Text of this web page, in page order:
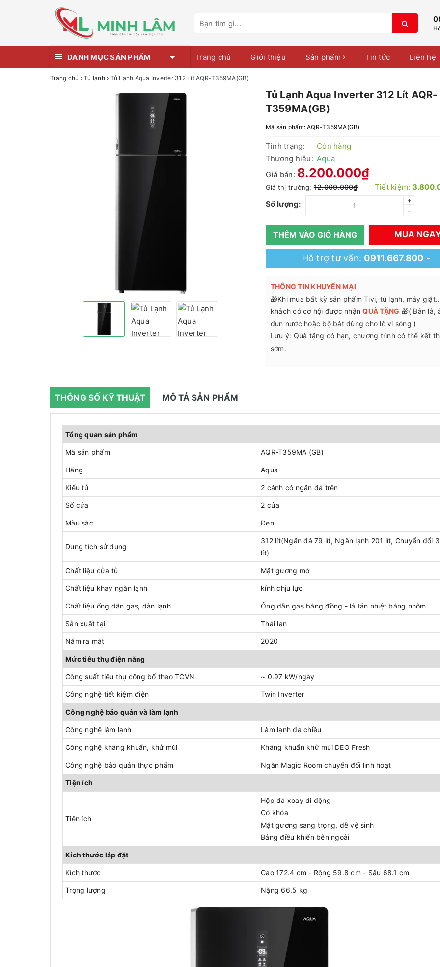
DANH MỤC SẢN PHẨM Trang chủ Giới thiệu Sản phẩm Tin tức Liên hệ
Trang chủ Tủ lạnh Tủ Lạnh Aqua Inverter 312 Lít AQR-T359MA(GB)
Tủ Lạnh Aqua Inverter 312 Lít AQR-
T359MA(GB)
Mã sản phẩm: AQR-T359MA(GB)
Tình trạng:
Còn hàng
Thương hiệu: Aqua
Giá bán: 8.200.000₫
Giá thị trường:12.000.000₫ Tiết kiệm:
Số lượng:
+
–
THÊM VÀO GIỎ HÀNG MUA
Hỗ trợ tư vấn: 0911.667.800 -
THÔNG TIN KHUYẾN MẠI
🎁Khi mua bất kỳ sản phẩm Tivi, tủ lạnh, máy
khách có cơ hội được nhậnQUÀ TẶNG 🎁( Bàn là,
đun nước hoặc bộ bát dùng cho lò vi sóng )
Lưu ý: Quà tặng có hạn, chương trình có thể kết
sớm.
THÔNG SỐ KỸ THUẬT MÔ TẢ SẢN PHẨM
Tổng quan sản phẩm
Mã sản phẩm AQR-T359MA (GB)
Hãng Aqua
Kiểu tủ 2 cánh có ngăn đá trên
Số cửa 2 cửa
Màu sắc Đen
Dung tích sử dụng
312 lít(Ngăn đá 79 lít, Ngăn lạnh 201 lít, Chuyển đổi
lít)
Chất liệu cửa tủ Mặt gương mờ
Chất liệu khay ngăn lạnh kính chịu lực
Chất liệu ống dẫn gas, dàn lạnh Ống dẫn gas bằng đồng - lá tản nhiệt bằng nhôm
Sản xuất tại Thái lan
Năm ra mắt 2020
Mức tiêu thụ điện năng
Công suất tiêu thụ công bố theo TCVN ~ 0.97 kW/ngày
Công nghệ tiết kiệm điện Twin Inverter
Công nghệ bảo quản và làm lạnh
Công nghệ làm lạnh Làm lạnh đa chiều
Công nghệ kháng khuẩn, khử mùi Kháng khuẩn khử mùi DEO Fresh
Công nghệ bảo quản thực phẩm Ngăn Magic Room chuyển đổi linh hoạt
Tiện ích
Tiện ích
Hộp đá xoay di động
Có khóa
Mặt gương sang trọng, dễ vệ sinh
Bảng điều khiển bên ngoài
Kích thước lắp đặt
Kích thước Cao 172.4 cm - Rộng 59.8 cm - Sâu 68.1 cm
Trọng lượng Nặng 66.5 kg